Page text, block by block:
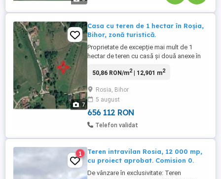
7
Casa cu teren de 1 hectar în Roșia,
Bihor, zonă turistică.
Proprietate de excepție mai mult de 1
hectar de teren cu casă și două anexe în
turistică O oportunitate rară de achiziție
județului Bihor! Se oferă spre vânzare o
proprietate compusă din: 12.901 mp de
teren; ...
50,86 RON/m2| 12,901 m2
Rosia, Bihor
5 august
656 112 RON
Telefon validat
1
Teren intravilan Rosia, 12 000 mp,
cu proiect aprobat. Comision 0.
De vânzare în exclusivitate: Teren